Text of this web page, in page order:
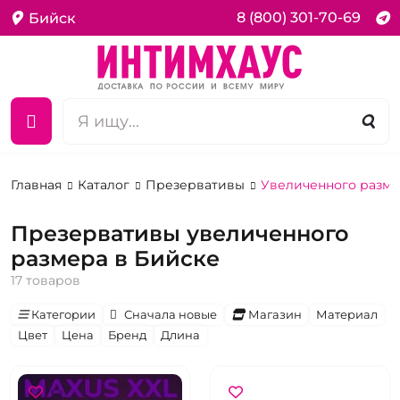
Бийск 8 (800) 301-70-69
Главная Каталог Презервативы Увеличенного
Презервативы увеличенного
размера в Бийске
17 товаров
Категории Сначала новые Магазин
Материал
Цвет
Цена Бренд Длина